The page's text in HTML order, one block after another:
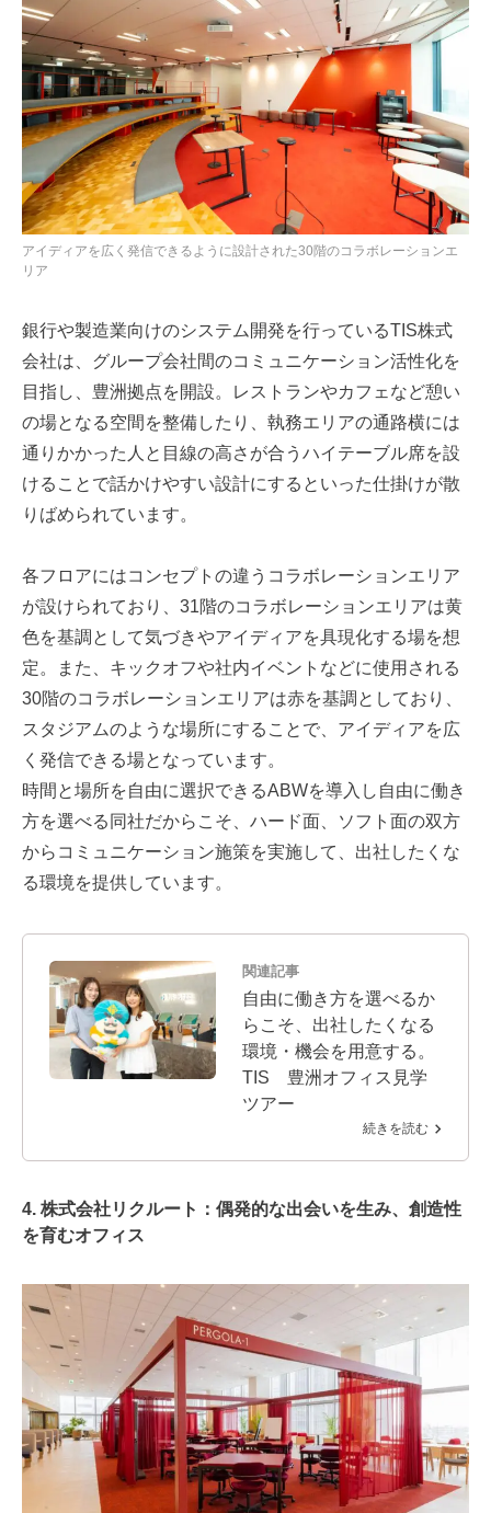
アイディアを広く発信できるように設計された30階のコラボレーションエ
リア
銀行や製造業向けのシステム開発を行っているTIS株式
会社は、グループ会社間のコミュニケーション活性化を
目指し、豊洲拠点を開設。レストランやカフェなど憩い
の場となる空間を整備したり、執務エリアの通路横には
通りかかった人と目線の高さが合うハイテーブル席を設
けることで話かけやすい設計にするといった仕掛けが散
りばめられています。
各フロアにはコンセプトの違うコラボレーションエリア
が設けられており、31階のコラボレーションエリアは黄
色を基調として気づきやアイディアを具現化する場を想
定。また、キックオフや社内イベントなどに使用される
30階のコラボレーションエリアは赤を基調としており、
スタジアムのような場所にすることで、アイディアを広
く発信できる場となっています。
時間と場所を自由に選択できるABWを導入し自由に働き
方を選べる同社だからこそ、ハード面、ソフト面の双方
からコミュニケーション施策を実施して、出社したくな
る環境を提供しています。
関連記事
自由に働き方を選べるか
らこそ、出社したくなる
環境・機会を用意する。
TIS 豊洲オフィス見学
ツアー
続きを読む
4. 株式会社リクルート：偶発的な出会いを生み、創造性
を育むオフィス